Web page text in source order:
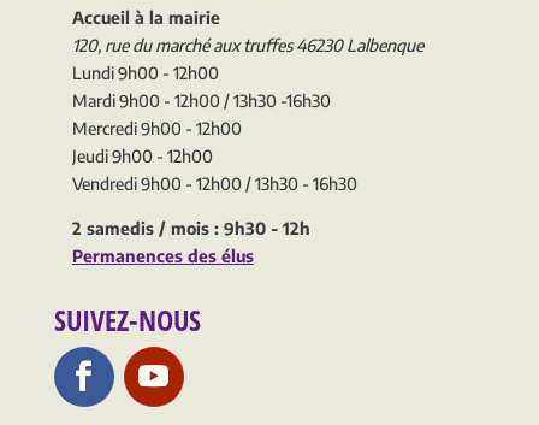
Accueil à la mairie
120, rue du marché aux truffes 46230 Lalbenque
Lundi 9h00 - 12h00
Mardi 9h00 - 12h00 / 13h30 -16h30
Mercredi 9h00 - 12h00
Jeudi 9h00 - 12h00
Vendredi 9h00 - 12h00 / 13h30 - 16h30
2 samedis / mois : 9h30 - 12h
Permanences des élus
SUIVEZ-NOUS